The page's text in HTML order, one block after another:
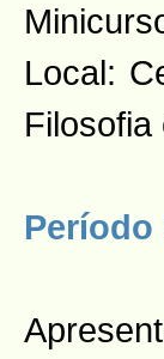
Local:
Período